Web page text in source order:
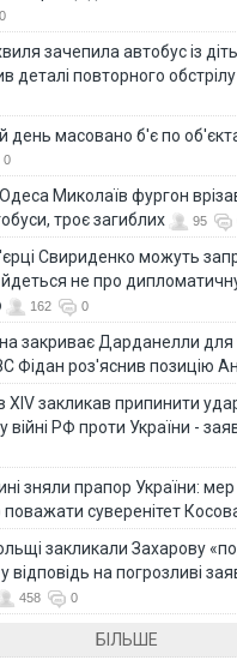
0
зачепила автобус із
деталі повторного
день масовано б'є по
0
Одеса Миколаїв фургон
троє загиблих
95
Свириденко можуть
йдеться не про
162 0
закриває Дарданелли для
Фідан роз'яснив позицію
XIV закликав припинити
війні РФ проти України -
зняли прапор України:
суверенітет
закликали Захарову
відповідь на погрозливі
458 0
БІЛЬШЕ